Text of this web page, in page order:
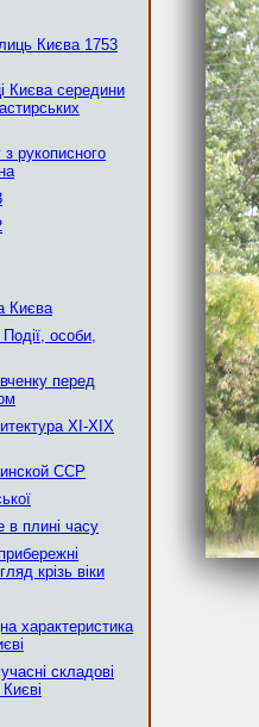
Києва 1753
Києва середини
рукописного
Києва
особи,
перед
XI-XIX
ССР
в плині часу
крізь віки
характеристика
складові